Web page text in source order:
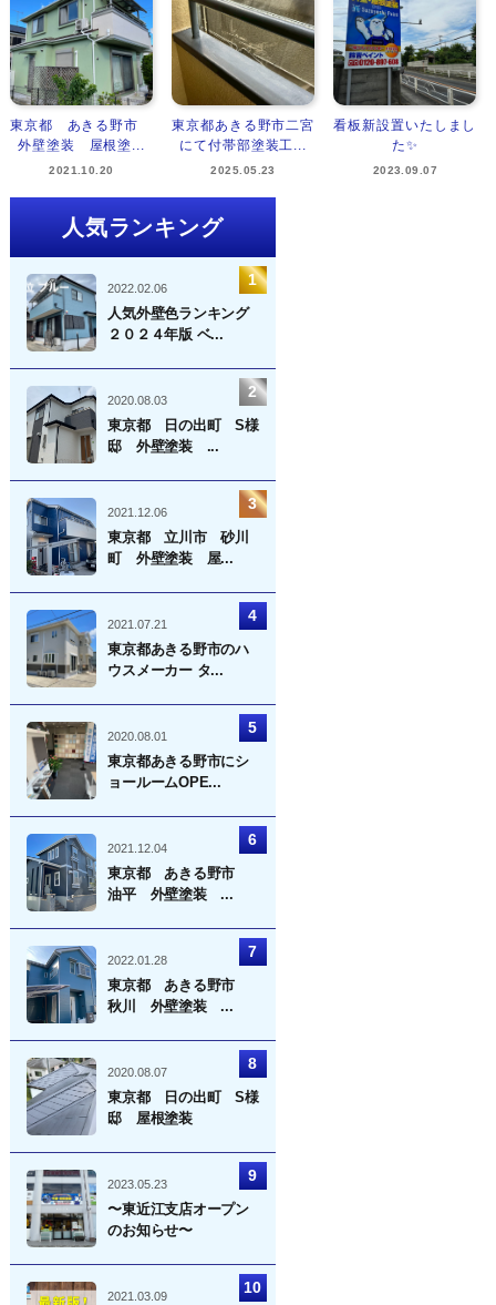
東京都 あきる野市
外壁塗装 屋根塗...
2021.10.20
東京都あきる野市二宮
にて付帯部塗装工...
2025.05.23
看板新設置いたしまし
た✨
2023.09.07
人気ランキング
2022.02.06
人気外壁色ランキング
２０２４年版 ベ...
2020.08.03
東京都 日の出町 S様
邸 外壁塗装 ...
2021.12.06
東京都 立川市 砂川
町 外壁塗装 屋...
2021.07.21
東京都あきる野市のハ
ウスメーカー タ...
2020.08.01
東京都あきる野市にシ
ョールームOPE...
2021.12.04
東京都 あきる野市
油平 外壁塗装 ...
2022.01.28
東京都 あきる野市
秋川 外壁塗装 ...
2020.08.07
東京都 日の出町 S様
邸 屋根塗装
2023.05.23
〜東近江支店オープン
のお知らせ〜
2021.03.09